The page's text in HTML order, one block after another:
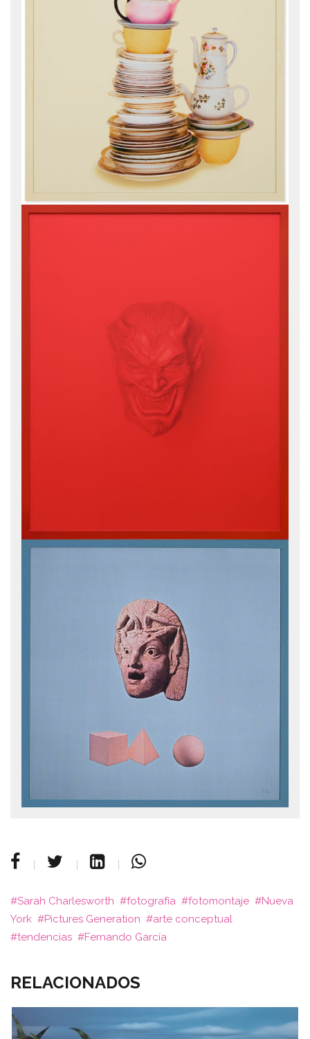
Sarah Charlesworth fotografía fotomontaje
Nueva
York
Pictures Generation
arte conceptual
tendencias
Fernando García
RELACIONADOS